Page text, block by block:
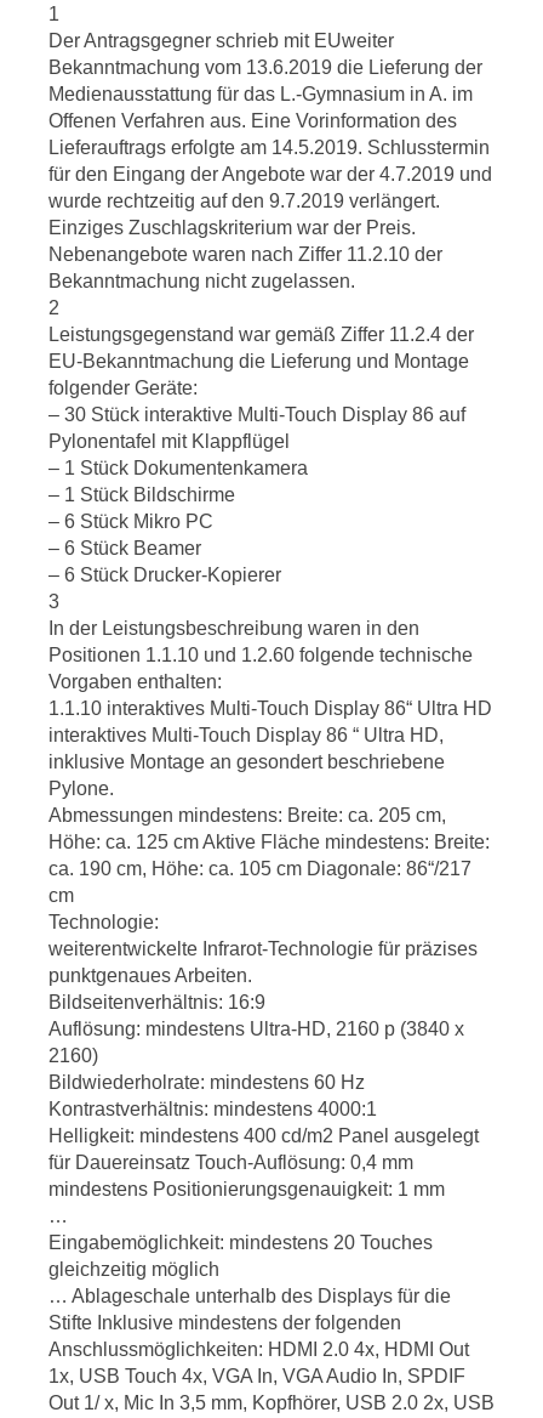
1
Der Antragsgegner schrieb mit EUweiter
Bekanntmachung vom 13.6.2019 die Lieferung der
Medienausstattung für das L.-Gymnasium in A. im
Offenen Verfahren aus. Eine Vorinformation des
Lieferauftrags erfolgte am 14.5.2019. Schlusstermin
für den Eingang der Angebote war der 4.7.2019 und
wurde rechtzeitig auf den 9.7.2019 verlängert.
Einziges Zuschlagskriterium war der Preis.
Nebenangebote waren nach Ziffer 11.2.10 der
Bekanntmachung nicht zugelassen.
2
Leistungsgegenstand war gemäß Ziffer 11.2.4 der
EU-Bekanntmachung die Lieferung und Montage
folgender Geräte:
– 30 Stück interaktive Multi-Touch Display 86 auf
Pylonentafel mit Klappflügel
– 1 Stück Dokumentenkamera
– 1 Stück Bildschirme
– 6 Stück Mikro PC
– 6 Stück Beamer
– 6 Stück Drucker-Kopierer
3
In der Leistungsbeschreibung waren in den
Positionen 1.1.10 und 1.2.60 folgende technische
Vorgaben enthalten:
1.1.10 interaktives Multi-Touch Display 86“ Ultra HD
interaktives Multi-Touch Display 86 “ Ultra HD,
inklusive Montage an gesondert beschriebene
Pylone.
Abmessungen mindestens: Breite: ca. 205 cm,
Höhe: ca. 125 cm Aktive Fläche mindestens: Breite:
ca. 190 cm, Höhe: ca. 105 cm Diagonale: 86“/217
cm
Technologie:
weiterentwickelte Infrarot-Technologie für präzises
punktgenaues Arbeiten.
Bildseitenverhältnis: 16:9
Auflösung: mindestens Ultra-HD, 2160 p (3840 x
2160)
Bildwiederholrate: mindestens 60 Hz
Kontrastverhältnis: mindestens 4000:1
Helligkeit: mindestens 400 cd/m2 Panel ausgelegt
für Dauereinsatz Touch-Auflösung: 0,4 mm
mindestens Positionierungsgenauigkeit: 1 mm
…
Eingabemöglichkeit: mindestens 20 Touches
gleichzeitig möglich
… Ablageschale unterhalb des Displays für die
Stifte Inklusive mindestens der folgenden
Anschlussmöglichkeiten: HDMI 2.0 4x, HDMI Out
1x, USB Touch 4x, VGA In, VGA Audio In, SPDIF
Out 1/ x, Mic In 3,5 mm, Kopfhörer, USB 2.0 2x, USB